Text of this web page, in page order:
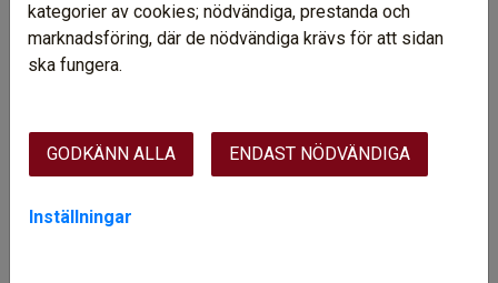
KV. EJDERN 3 (ÖSTRA
SKOLGATAN 9)
livsmedelsaffär/Apotek. Gångavstånd till Sandbackaskolan
och Regementet. Byggår 1976.
kategorier av cookies; nödvändiga, prestanda och
marknadsföring, där de nödvändiga krävs för att sidan
ska fungera.
GODKÄNN ALLA ENDAST NÖDVÄNDIGA
Inställningar